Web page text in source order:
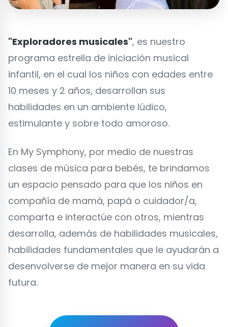
"Exploradores musicales", es nuestro
programa estrella de iniciación musical
infantil, en el cual los niños con edades entre
10 meses y 2 años, desarrollan sus
habilidades en un ambiente lúdico,
estimulante y sobre todo amoroso.
En My Symphony, por medio de nuestras
clases de música para bebés, te brindamos
un espacio pensado para que los niños en
compañía de mamá, papá o cuidador/a,
comparta e interactúe con otros, mientras
desarrolla, además de habilidades musicales,
habilidades fundamentales que le ayudarán a
desenvolverse de mejor manera en su vida
futura.